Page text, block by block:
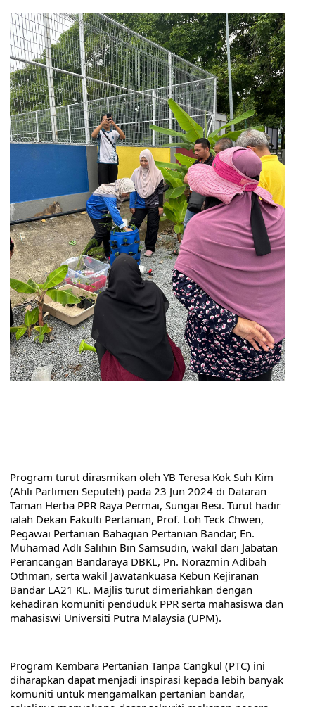
Program turut dirasmikan oleh YB Teresa Kok Suh Kim
(Ahli Parlimen Seputeh) pada 23 Jun 2024 di Dataran
Taman Herba PPR Raya Permai, Sungai Besi. Turut hadir
ialah Dekan Fakulti Pertanian, Prof. Loh Teck Chwen,
Pegawai Pertanian Bahagian Pertanian Bandar, En.
Muhamad Adli Salihin Bin Samsudin, wakil dari Jabatan
Perancangan Bandaraya DBKL, Pn. Norazmin Adibah
Othman, serta wakil Jawatankuasa Kebun Kejiranan
Bandar LA21 KL. Majlis turut dimeriahkan dengan
kehadiran komuniti penduduk PPR serta mahasiswa dan
mahasiswi Universiti Putra Malaysia (UPM).
Program Kembara Pertanian Tanpa Cangkul (PTC) ini
diharapkan dapat menjadi inspirasi kepada lebih banyak
komuniti untuk mengamalkan pertanian bandar,